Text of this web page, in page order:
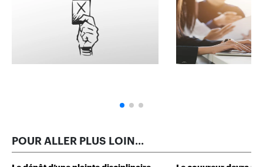
POUR ALLER PLUS LOIN...